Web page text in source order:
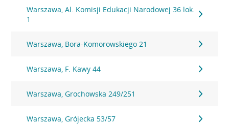
Warszawa, Al. Komisji Edukacji Narodowej 36 lok.
1
Warszawa, Bora-Komorowskiego 21
Warszawa, F. Kawy 44
Warszawa, Grochowska 249/251
Warszawa, Grójecka 53/57